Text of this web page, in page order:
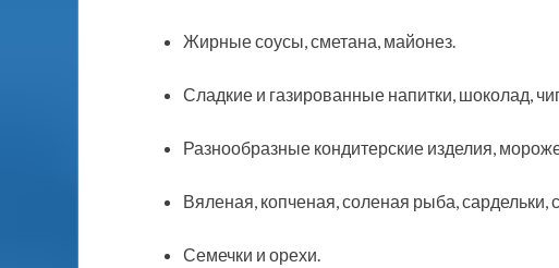
Жирные соусы, сметана, майонез.
Сладкие и газированные напитки, шоколад,
Разнообразные кондитерские изделия,
Вяленая, копченая, соленая рыба, сардельки,
Семечки и орехи.